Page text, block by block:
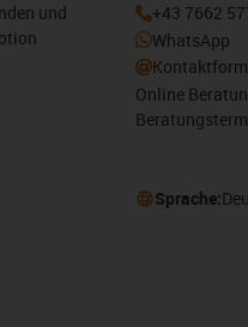
und
+43 7662
WhatsApp
Online
Sprache: